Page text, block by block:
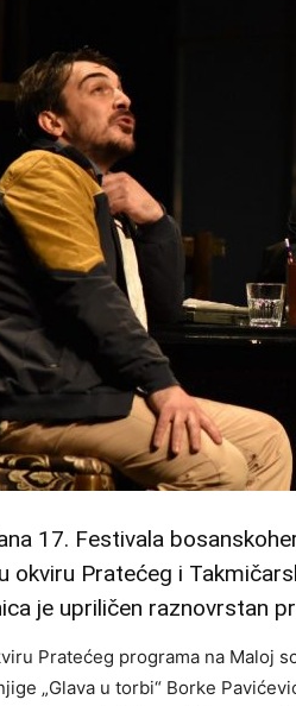
17. Festivala
okviru Pratećeg i
je upriličen raznovrstan
Pratećeg programa na Maloj
„Glava u torbi“ Borke